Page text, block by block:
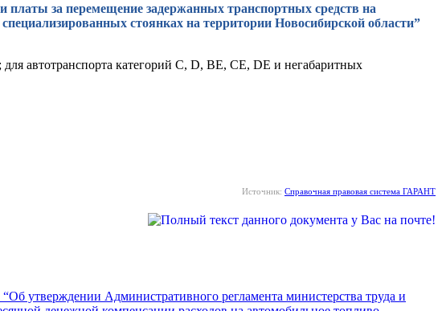
платы за перемещение задержанных транспортных средств на
стоянках на территории Новосибирской области”
автотранспорта категорий С, D, BE, CE, DE и негабаритных
Источник: Справочная правовая система ГАРАНТ
утверждении Административного регламента министерства труда и